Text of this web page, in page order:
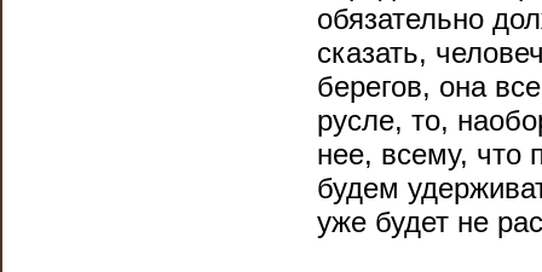
обязательно
сказать,
берегов, она
русле, то,
нее, всему, что
будем
уже будет не